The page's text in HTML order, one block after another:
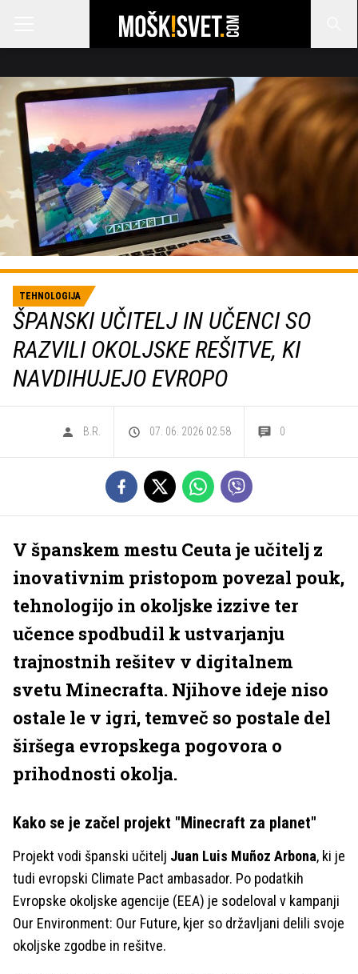
TEHNOLOGIJA
ŠPANSKI UČITELJ IN UČENCI SO
RAZVILI OKOLJSKE REŠITVE, KI
NAVDIHUJEJO EVROPO
B.R. 07. 06. 2026 02.58 0
V španskem mestu Ceuta je učitelj z
inovativnim pristopom povezal pouk,
tehnologijo in okoljske izzive ter
učence spodbudil k ustvarjanju
trajnostnih rešitev v digitalnem
svetu Minecrafta. Njihove ideje niso
ostale le v igri, temveč so postale del
širšega evropskega pogovora o
prihodnosti okolja.
Kako se je začel projekt "Minecraft za planet"
Projekt vodi španski učitelj Juan Luis Muñoz Arbona, ki je
tudi evropski Climate Pact ambasador. Po podatkih
Evropske okoljske agencije (EEA) je sodeloval v kampanji
Our Environment: Our Future, kjer so državljani delili svoje
okoljske zgodbe in rešitve.